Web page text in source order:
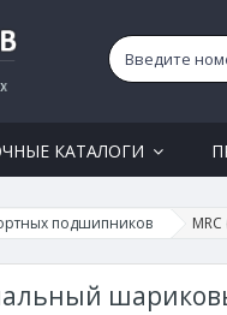
КАТАЛОГИ
подшипников